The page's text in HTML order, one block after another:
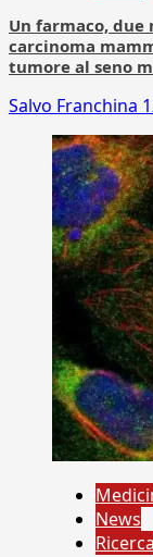
Un farmaco,
carcinoma
tumore al seno
Salvo Franchina
News
Ricerca